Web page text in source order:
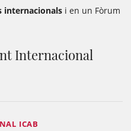
internacionals i en un Fòrum
Internacional
ICAB